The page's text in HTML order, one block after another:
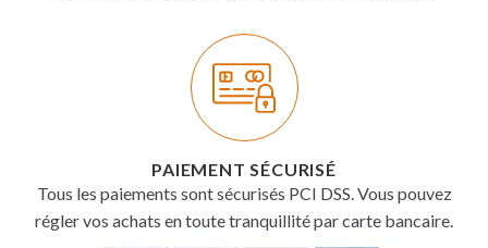
PAIEMENT SÉCURISÉ
Tous les paiements sont sécurisés PCI DSS. Vous pouvez
régler vos achats en toute tranquillité par carte bancaire.